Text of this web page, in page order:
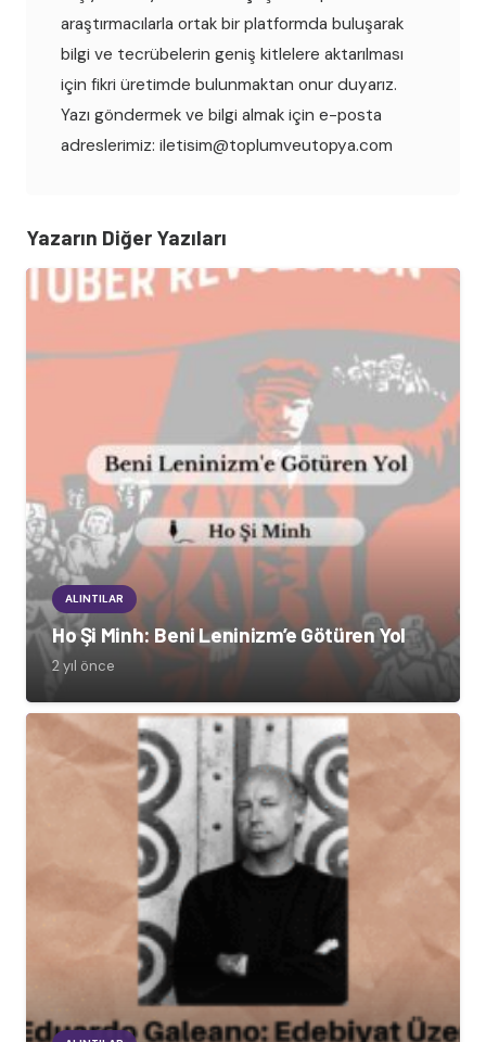
araştırmacılarla ortak bir platformda buluşarak
bilgi ve tecrübelerin geniş kitlelere aktarılması
için fikri üretimde bulunmaktan onur duyarız.
Yazı göndermek ve bilgi almak için e-posta
adreslerimiz: iletisim@toplumveutopya.com
Yazarın Diğer Yazıları
ALINTILAR
Ho Şi Minh: Beni Leninizm’e Götüren Yol
2 yıl önce